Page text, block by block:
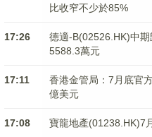
比收窄不少於85%
17:26
德適-B(02526.HK)中
5588.3萬元
17:11
香港金管局：7月底官
億美元
17:08 寶龍地產(01238.HK)7